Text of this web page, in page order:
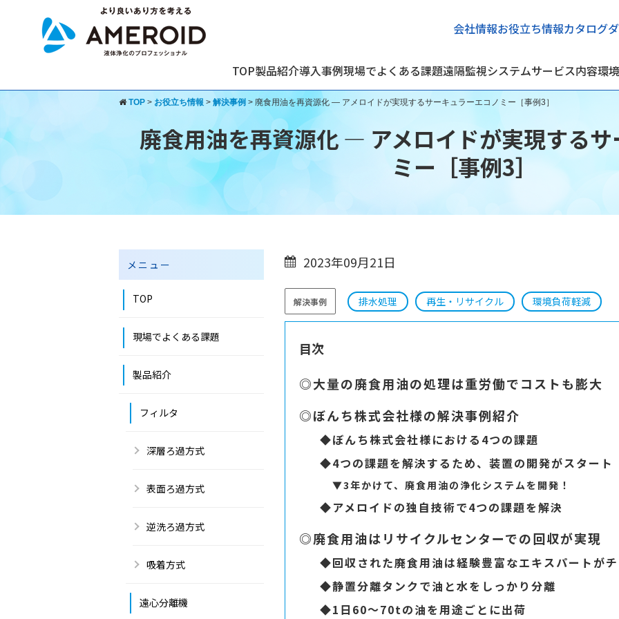
会社情報お役立ち情報カタログ
TOP製品紹介導入事例現場でよくある課題遠隔監視システムサービス内容環
TOP > お役立ち情報 > 解決事例 > 廃食用油を再資源化 ― アメロイドが実現するサーキュラーエコノミー［事例3］
廃食用油を再資源化 ― アメロイドが実現する
ミー［事例3］
2023年09月21日
解決事例 排水処理 再生・リサイクル 環境負荷軽減
目次
◎大量の廃食用油の処理は重労働でコストも膨大
◎ぼんち株式会社様の解決事例紹介
◆ぼんち株式会社様における4つの課題
◆4つの課題を解決するため、装置の開発がスタート
▼3年かけて、廃食用油の浄化システムを開発！
◆アメロイドの独自技術で4つの課題を解決
◎廃食用油はリサイクルセンターでの回収が実現
◆回収された廃食用油は経験豊富なエキスパートが
◆静置分離タンクで油と水をしっかり分離
◆1日60〜70tの油を用途ごとに出荷
メニュー
TOP
現場でよくある課題
製品紹介
フィルタ
深層ろ過方式
表面ろ過方式
逆洗ろ過方式
吸着方式
遠心分離機